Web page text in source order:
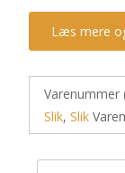
Læs mere
Varenummer
Slik, Slik